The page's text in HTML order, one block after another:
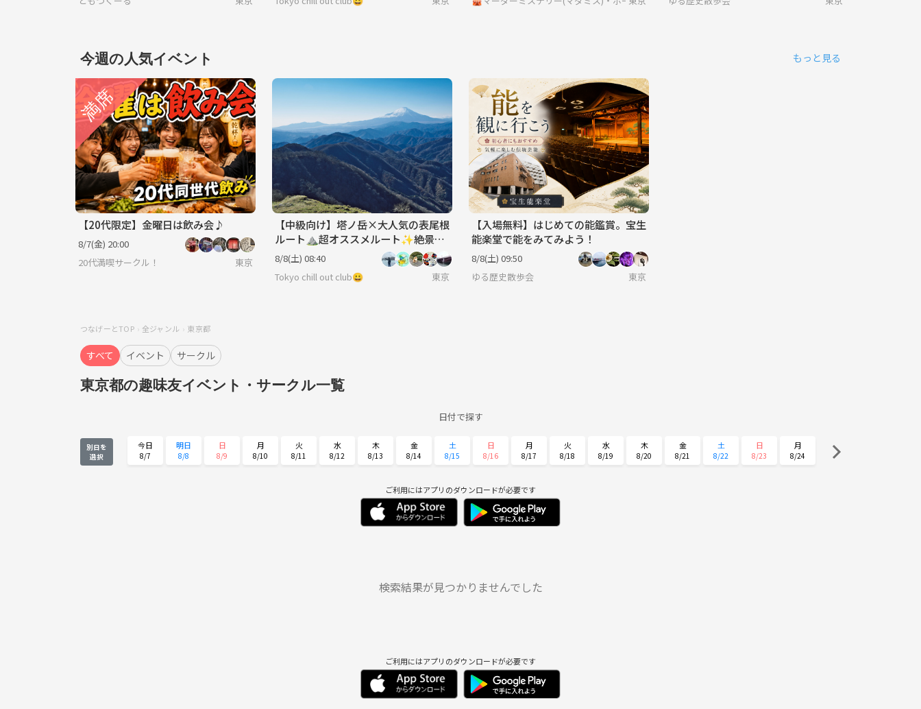
今週の人気イベント もっと見る
【20代限定】金曜日は飲み会♪
8/7(金) 20:00
20代満喫サークル！
東京
【中級向け】塔ノ岳×大人気の表尾根
ルート⛰️超オススメルート✨絶景と
達成感の登山へ⭐️
8/8(土) 08:40
Tokyo chill out club😀
東京
【入場無料】はじめての能鑑賞。宝生
能楽堂で能をみてみよう！
8/8(土) 09:50
ゆる歴史散歩会
東京
つなげーとTOP 全ジャンル 東京都
すべて イベント サークル
東京都の趣味友イベント・サークル一覧
日付で探す
別日を
選択
今日
8/7
明日
8/8
日
8/9
月
8/10
火
8/11
水
8/12
木
8/13
金
8/14
土
8/15
日
8/16
月
8/17
火
8/18
水
8/19
木
8/20
金
8/21
土
8/22
日
8/23
月
8/24
9/1 9/2 9/3 9/4
ご利用にはアプリのダウンロードが必要です
検索結果が見つかりませんでした
ご利用にはアプリのダウンロードが必要です